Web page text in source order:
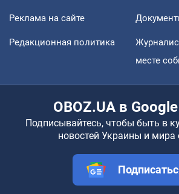
Реклама на сайте
Редакционная политика
месте
OBOZ.UA в
Подписывайтесь, чтобы быть в
новостей Украины и мира